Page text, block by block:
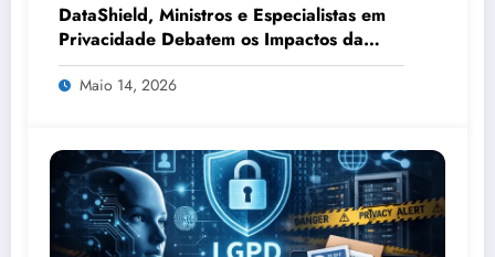
DataShield, Ministros e Especialistas em
Privacidade Debatem os Impactos da
Tecnologia, IA e Proteção de Dados no
Congresso de Direito Digital da OAB
Maio 14, 2026